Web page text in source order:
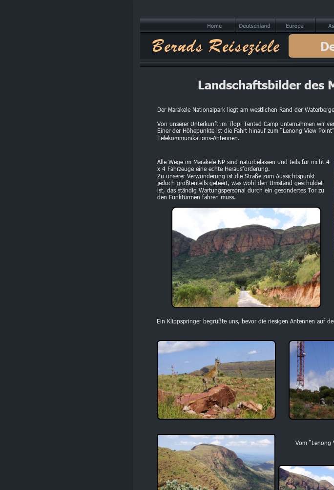
Bernds Reiseziele
Landschaftsbilder des
Der Marakele Nationalpark liegt am westlichen Rand der
Von unserer Unterkunft im Tlopi Tented Camp unternahmen wir
Einer der Höhepunkte ist die Fahrt hinauf zum “Lenong View
Telekommunikations-Antennen.
Alle Wege im Marakele NP sind naturbelassen und teils für nicht 4
x 4 Fahrzeuge eine echte Herausforderung.
Zu unserer Verwunderung ist die Straße zum Aussichtspunkt
jedoch größtenteils geteert, was wohl den Umstand geschuldet
ist, das ständig Wartungspersonal durch ein gesondertes Tor zu
den Funktürmen fahren muss.
Ein Klippspringer begrüßte uns, bevor die riesigen Antennen auf
Vom